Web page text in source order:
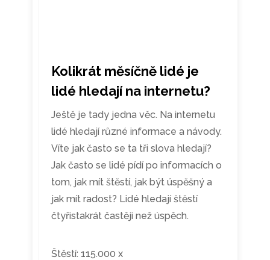
Kolikrát měsíčně lidé je
lidé hledají na internetu?
Ještě je tady jedna věc. Na internetu
lidé hledají různé informace a návody.
Víte jak často se ta tři slova hledají?
Jak často se lidé pídí po informacích o
tom, jak mít štěstí, jak být úspěšný a
jak mít radost? Lidé hledají štěstí
čtyřistakrát častěji než úspěch.
Štěstí: 115.000 x